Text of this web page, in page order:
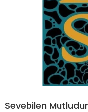
Sevebilen Mutludur